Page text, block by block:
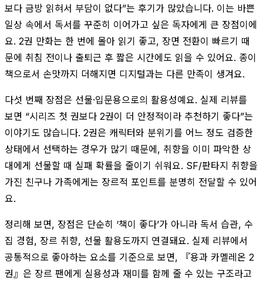
보다 금방 읽혀서 부담이 없다”는 후기가 많았습니다. 이는 바쁜
일상 속에서 독서를 꾸준히 이어가고 싶은 독자에게 큰 장점이에
요. 2권 만화는 한 번에 몰아 읽기 좋고, 장면 전환이 빠르기 때
문에 취침 전이나 출퇴근 후 짧은 시간에도 읽을 수 있어요. 종이
책으로서 손맛까지 더해지면 디지털과는 다른 만족이 생겨요.
다섯 번째 장점은 선물·입문용으로의 활용성예요. 실제 리뷰를
보면 “시리즈 첫 권보다 2권이 더 안정적이라 추천하기 좋다”는
이야기도 많습니다. 2권은 캐릭터와 분위기를 어느 정도 검증한
상태에서 선택하는 경우가 많기 때문에, 취향을 이미 파악한 상
대에게 선물할 때 실패 확률을 줄이기 쉬워요. SF/판타지 취향을
가진 친구나 가족에게는 장르적 포인트를 분명히 전달할 수 있어
요.
정리해 보면, 장점은 단순히 ‘책이 좋다’가 아니라 독서 습관, 수
집 경험, 장르 취향, 선물 활용도까지 연결돼요. 실제 리뷰에서
공통적으로 좋아하는 요소를 기준으로 보면, 『용과 카멜레온 2
권』은 장르 팬에게 실용성과 재미를 함께 줄 수 있는 구조라고